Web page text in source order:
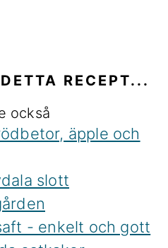
RECEPT...
också
äpple och
slott
- enkelt och gott